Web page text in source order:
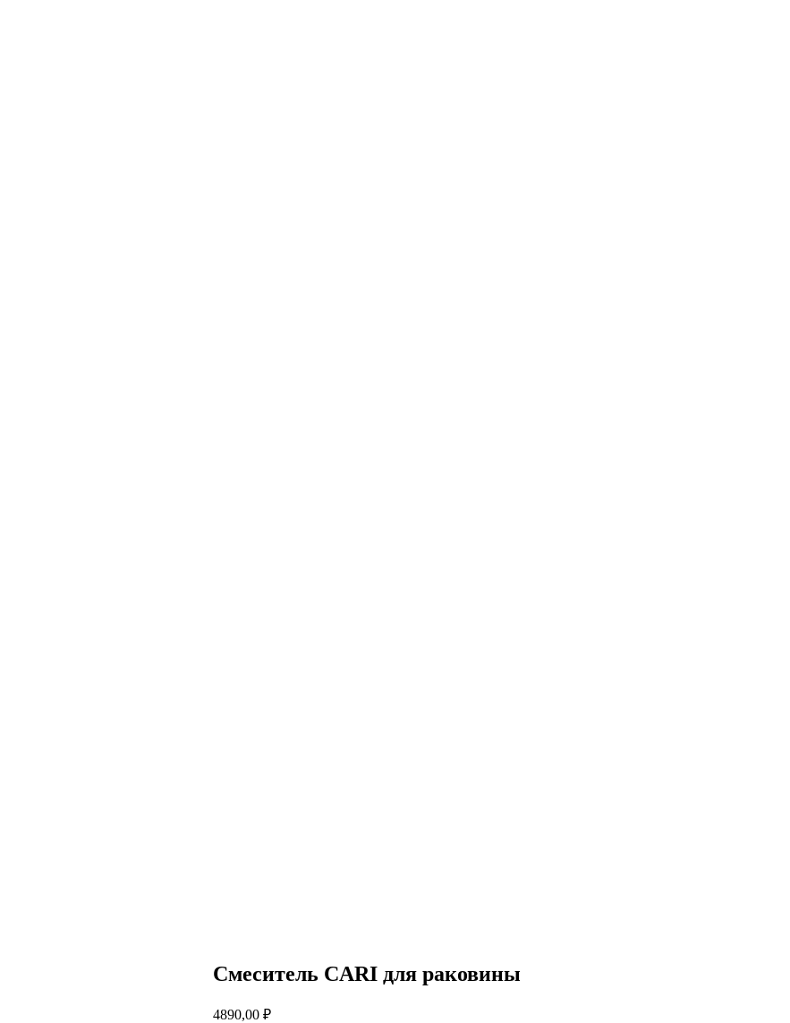
Смеситель CARI для раковины
4890,00 ₽